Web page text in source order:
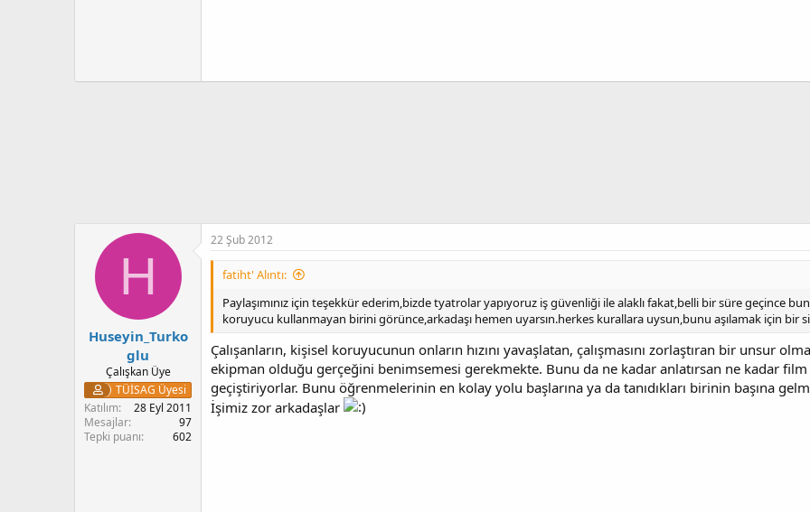
H
Huseyin_Turko
glu
Çalışkan Üye
TÜİSAG Üyesi
Katılım
28 Eyl 2011
Mesajlar
97
Tepki puanı
602
22 Şub 2012
fatiht' Alıntı:
Paylaşımınız için teşekkür ederim,bizde tyatrolar yapıyoruz iş güvenliği ile alaklı fakat,belli bir süre geçince
koruyucu kullanmayan birini görünce,arkadaşı hemen uyarsın.herkes kurallara uysun,bunu aşılamak için bir
Çalışanların, kişisel koruyucunun onların hızını yavaşlatan, çalışmasını zorlaştıran bir unsur
ekipman olduğu gerçeğini benimsemesi gerekmekte. Bunu da ne kadar anlatırsan ne kadar
geçiştiriyorlar. Bunu öğrenmelerinin en kolay yolu başlarına ya da tanıdıkları birinin başına
İşimiz zor arkadaşlar